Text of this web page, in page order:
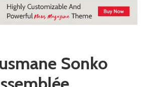
Sonko